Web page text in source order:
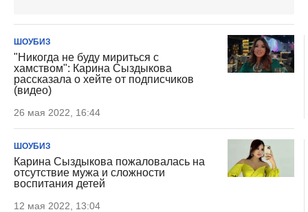
ШОУБИЗ
"Никогда не буду мириться с
хамством": Карина Сыздыкова
рассказала о хейте от подписчиков
(видео)
26 мая 2022, 16:44
ШОУБИЗ
Карина Сыздыкова пожаловалась на
отсутствие мужа и сложности
воспитания детей
12 мая 2022, 13:04